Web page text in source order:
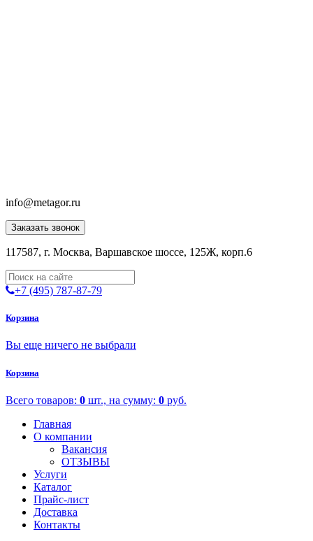
info@metagor.ru
Заказать звонок
117587, г. Москва, Варшавское шоссе, 125Ж, корп.6
+7 (495) 787-87-79
Корзина
Вы еще ничего не выбрали
Корзина
Всего товаров: 0 шт., на сумму: 0 руб.
Главная
О компании
Вакансия
ОТЗЫВЫ
Услуги
Каталог
Прайс-лист
Доставка
Контакты